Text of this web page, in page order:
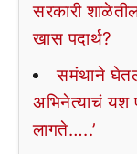
सरकारी शाळेतील
खास पदार्थ?
समंथाने
अभिनेत्याचं यश
लागते…..’